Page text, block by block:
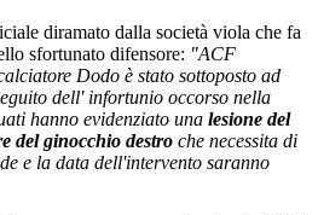
diramato dalla società viola che fa
sfortunato difensore: "ACF
Dodo è stato sottoposto ad
dell' infortunio occorso nella
hanno evidenziato una lesione del
del ginocchio destro che necessita di
e la data dell'intervento saranno